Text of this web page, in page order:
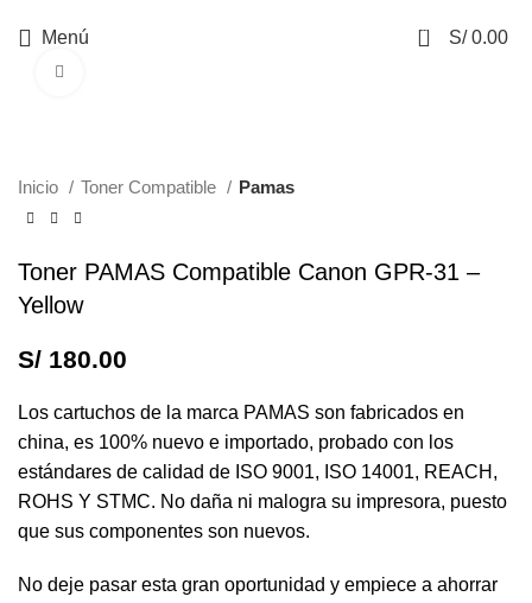
Menú 0 S/0.00
Inicio Toner Compatible Pamas
Toner PAMAS Compatible Canon GPR-31 –
Yellow
S/ 180.00
Los cartuchos de la marca PAMAS son fabricados en
china, es 100% nuevo e importado, probado con los
estándares de calidad de ISO 9001, ISO 14001, REACH,
ROHS Y STMC. No daña ni malogra su impresora, puesto
que sus componentes son nuevos.
No deje pasar esta gran oportunidad y empiece a ahorrar